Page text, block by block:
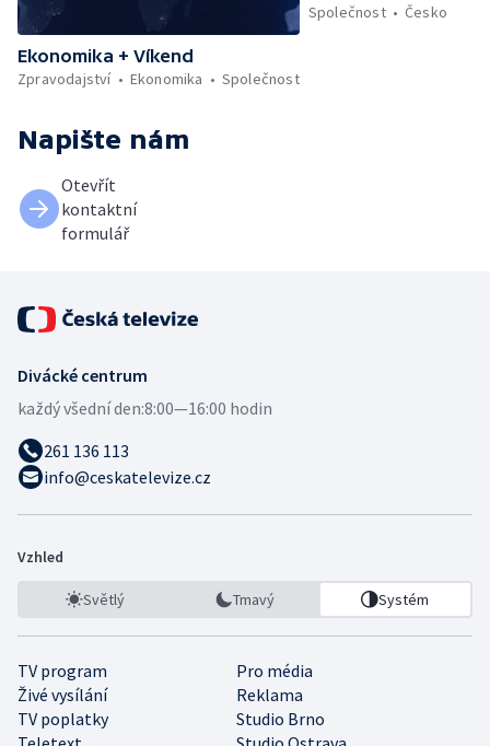
Ekonomika + Víkend
Zpravodajství
Ekonomika Společnost
Společnost
Česko
Napište nám
Otevřít
kontaktní
formulář
Divácké centrum
každý všední den:8:00—16:00 hodin
261 136 113
info@ceskatelevize.cz
Vzhled
Světlý Tmavý Systém
TV program
Pro média
Živé vysílání
Reklama
TV poplatky
Studio Brno